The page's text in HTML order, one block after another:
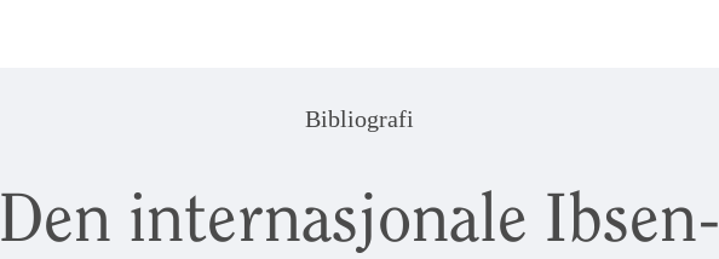
Bibliografi
Den internasjonale Ibsen-